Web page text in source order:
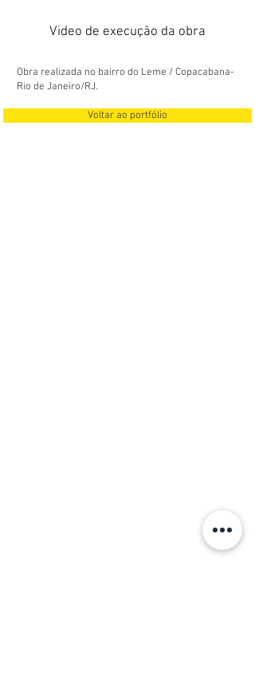
Video de execução da obra
Obra realizada no bairro do Leme / Copacabana-
Rio de Janeiro/RJ.
Voltar ao portfólio